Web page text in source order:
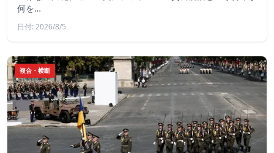
何を…
日付: 2026/8/5
複合・横断